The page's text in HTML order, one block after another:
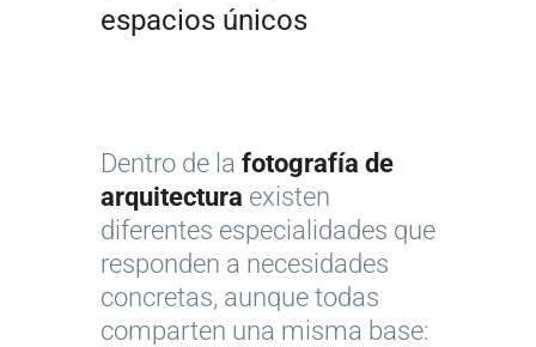
espacios únicos
Dentro de la fotografía de
arquitectura existen
diferentes especialidades que
responden a necesidades
concretas, aunque todas
comparten una misma base: